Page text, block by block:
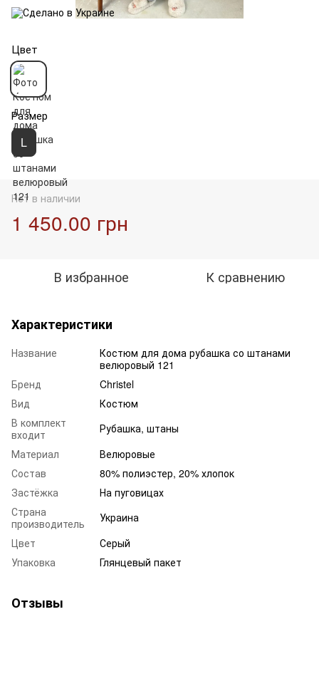
Цвет
Размер
L
Нет в наличии
1 450.00 грн
В избранное К сравнению
Характеристики
Название
Костюм для дома рубашка со штанами
велюровый 121
Бренд
Christel
Вид
Костюм
В комплект
входит
Рубашка, штаны
Материал
Велюровые
Состав
80% полиэстер, 20% хлопок
Застёжка
На пуговицах
Страна
производитель
Украина
Цвет
Серый
Упаковка
Глянцевый пакет
Отзывы